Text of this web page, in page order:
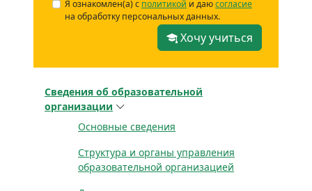
Я ознакомлен(а) с политикой и даюсогласие
на обработку персональных данных.
Хочу учиться
Сведения об образовательной
организации
Основные сведения
Структура и органы управления
образовательной организацией